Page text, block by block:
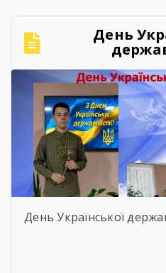
День
День Української